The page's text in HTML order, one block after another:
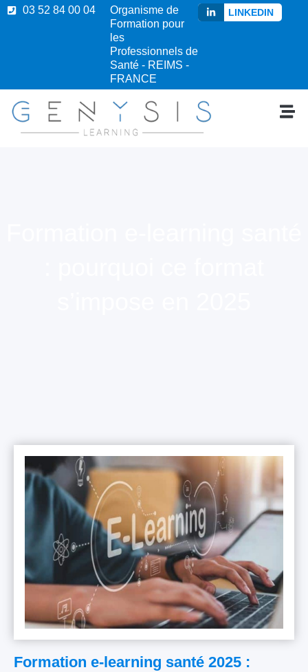
03 52 84 00 04
Organisme de
Formation pour
les
Professionnels de
Santé - REIMS -
FRANCE
LINKEDIN
Formation e-learning santé 2025 :